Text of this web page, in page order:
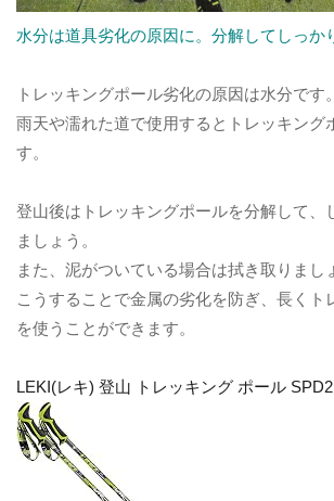
水分は道具劣化の原因に。分解してしっか
トレッキングポール劣化の原因は水分です。
雨天や濡れた道で使用するとトレッキング
す。
登山後はトレッキングポールを分解して、
ましょう。
また、泥がついている場合は拭き取りまし
こうすることで金属の劣化を防ぎ、長くト
を使うことができます。
LEKI(レキ) 登山 トレッキング ポール